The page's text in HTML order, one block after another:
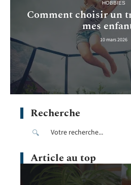
HOBBIES
Comment choisir un
mes
10 mars 2026
Recherche
Article au top